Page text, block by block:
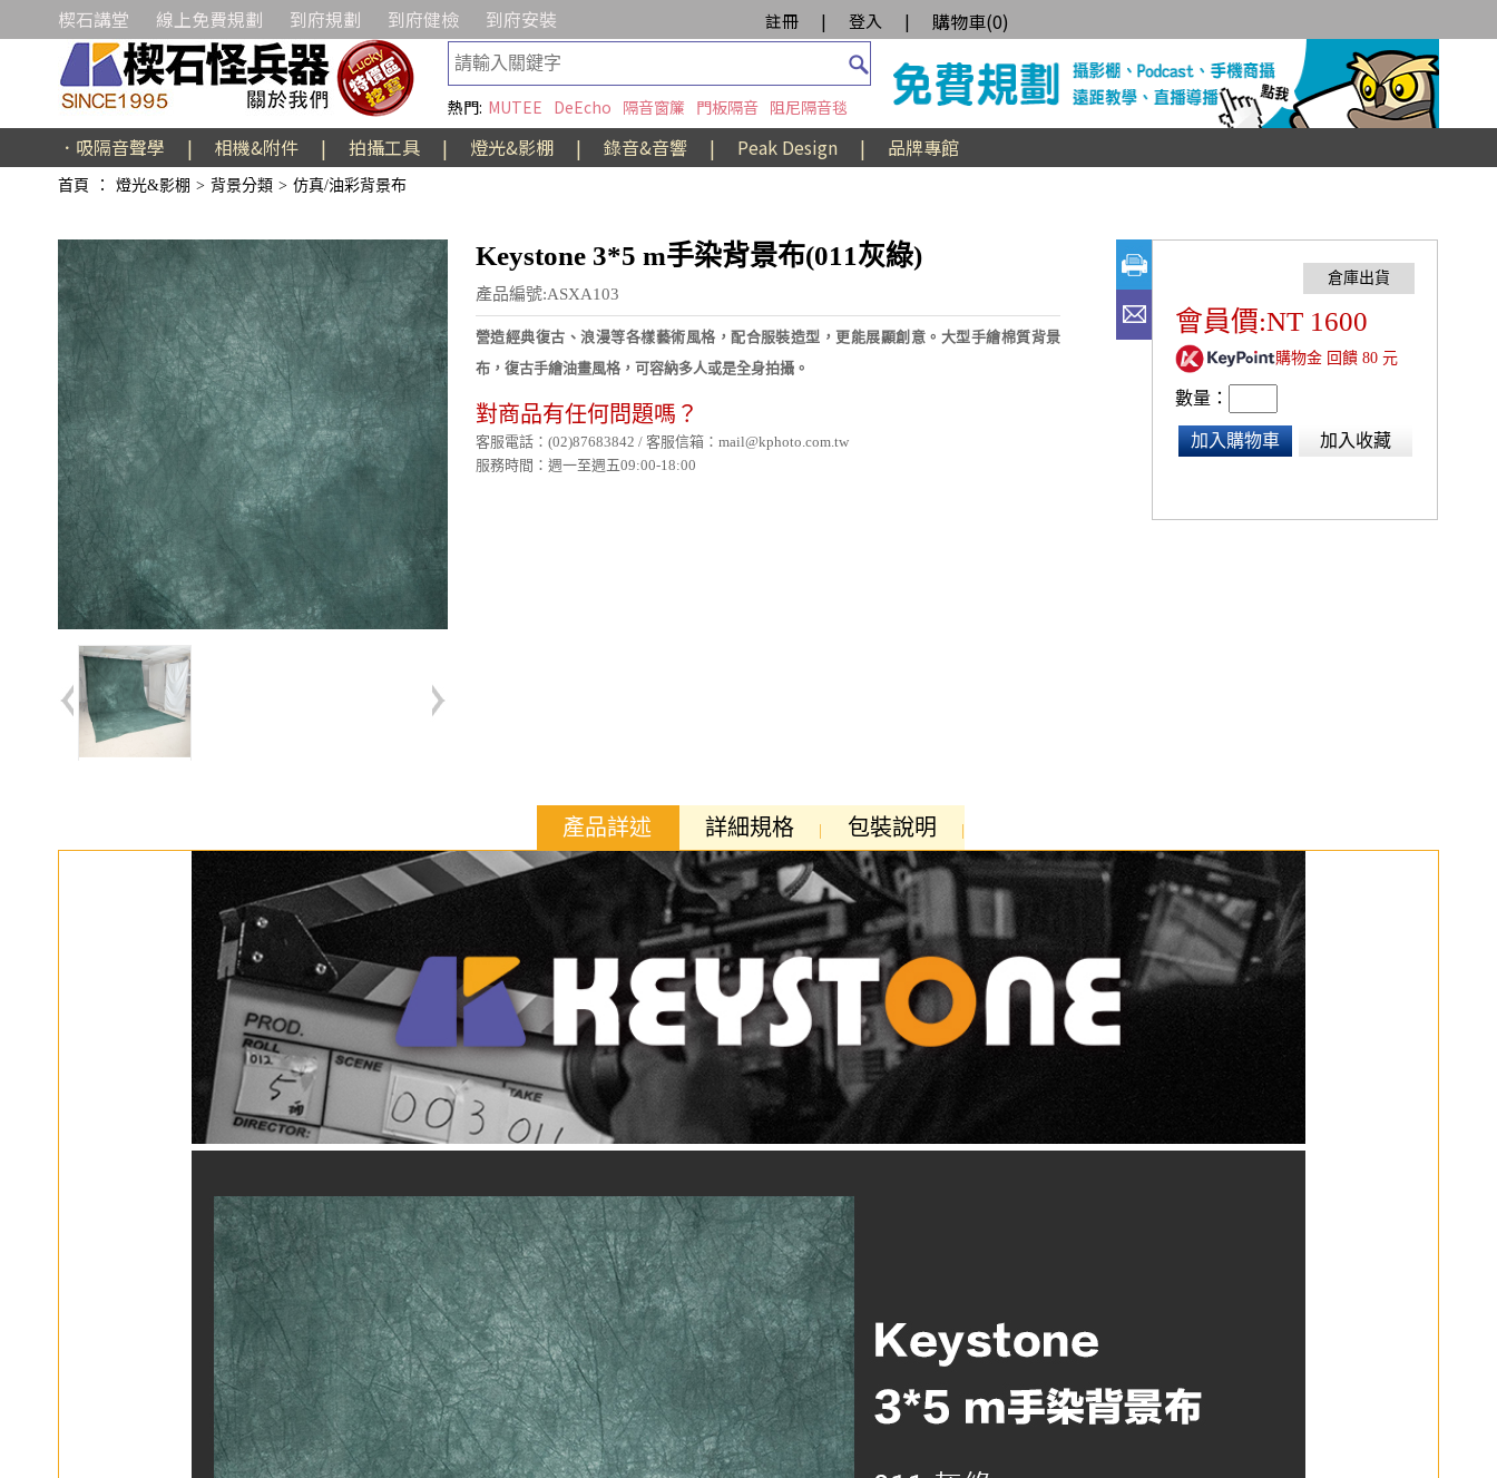
楔石講堂 線上免費規劃 到府規劃 到府健檢 到府安裝 註冊 | 登入 | 購物車(0)
熱門: MUTEE DeEcho 隔音窗簾 門板隔音 阻尼隔音毯
．吸隔音聲學 | 相機&附件 | 拍攝工具 | 燈光&影棚 | 錄音&音響 | Peak Design | 品牌專館
首頁 ： 燈光&影棚 > 背景分類 > 仿真/油彩背景布
Keystone 3*5 m手染背景布(011灰綠)
產品編號:ASXA103
營造經典復古、浪漫等各樣藝術風格，配合服裝造型，更能展顯創意。大型手繪棉質背景
布，復古手繪油畫風格，可容納多人或是全身拍攝。
對商品有任何問題嗎？
客服電話：(02)87683842 / 客服信箱：mail@kphoto.com.tw
服務時間：週一至週五09:00-18:00
會員價:NT 1600
購物金 回饋 80 元
數量：
加入購物車 加入收藏
產品詳述 詳細規格 包裝說明